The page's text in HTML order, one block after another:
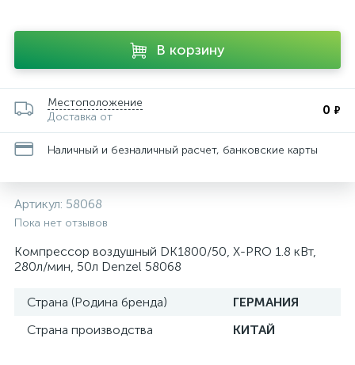
В корзину
Местоположение
Доставка от
0 ₽
Наличный и безналичный расчет, банковские карты
Артикул: 58068
Пока нет отзывов
Компрессор воздушный DK1800/50, Х-PRO 1.8 кВт,
280л/мин, 50л Denzel 58068
Страна (Родина бренда)
ГЕРМАНИЯ
Страна производства
КИТАЙ